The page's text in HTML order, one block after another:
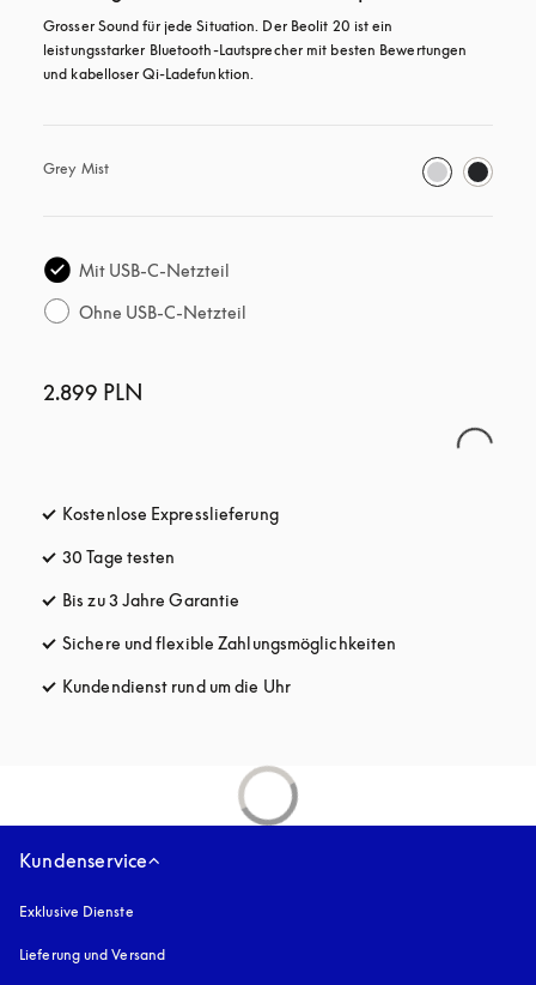
Grosser Sound für jede Situation. Der Beolit 20 ist ein
leistungsstarker Bluetooth-Lautsprecher mit besten Bewertungen
und kabelloser Qi-Ladefunktion.
Grey Mist
Mit USB-C-Netzteil
Ohne USB-C-Netzteil
2.899 PLN
Kostenlose Expresslieferungöffnet sich in einem neuen Tab
30 Tage testen
Bis zu 3 Jahre Garantie
Sichere und flexible Zahlungsmöglichkeiten
Kundendienst rund um die Uhröffnet sich in einem neuen Tab
Kundenservice
Exklusive Dienste
Lieferung und Versand